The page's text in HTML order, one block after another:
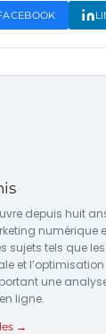
depuis huit
numérique
sujets tels que
et
une
ligne.
→